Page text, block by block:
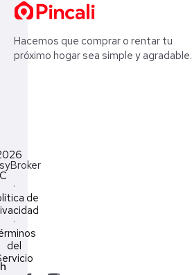
Hacemos que comprar o rentar tu
próximo hogar sea simple y agradable.
·
de
·
del